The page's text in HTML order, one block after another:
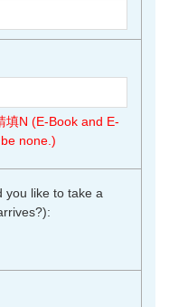
填N (E-Book and E-
none.)
you like to take a